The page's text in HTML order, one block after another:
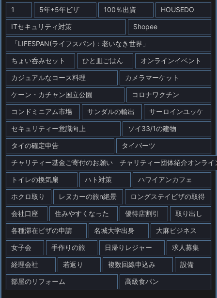
1 5年+5年ビザ 100％出資 HOUSEDO
ITセキュリティ対策 Shopee
「LIFESPAN(ライフスパン)：老いなき世界」
ちょい呑みセット ひと皿ごはん オンラインイベント
カジュアルなコース料理 カメラマーケット
ケーン・カチャン国立公園 コロナワクチン
コンドミニアム市場 サンダルの輸出 サーロインユッケ
セキュリティー意識向上 ソイ33/1の建物
タイの確定申告 タイバーツ
チャリティー基金ご寄付のお願い チャリティー団体紹介オンライ
トイレの換気扇 ハト対策 ハワイアンカフェ
ホクロ取り レヌカーの旅n絶景 ロングステイビザの取得
会社口座 住みやすくなった 優待店割引 取り出し
各種滞在ビザの申請 名城大学出身 大麻ビジネス
女子会 手作りの旅 日帰りレジャー 求人募集
経理会社 若返り 複数回線申込み 設備
部屋のリフォーム 高級食パン